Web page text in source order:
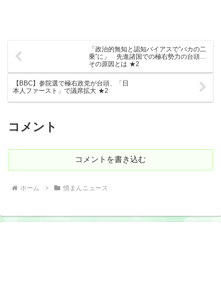
「政治的無知と認知バイアスで“バカの二
乗”に」 先進諸国での極右勢力の台頭…
その原因とは ★2
【BBC】参院選で極右政党が台頭、「日
本人ファースト」で議席拡大 ★2
コメント
コメントを書き込む
ホーム 憤まんニュース